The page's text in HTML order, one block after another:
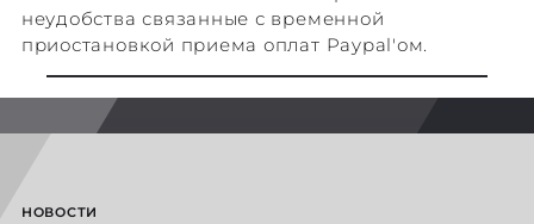
неудобства связанные с временной
приостановкой приема оплат Paypal'ом.
НОВОСТИ